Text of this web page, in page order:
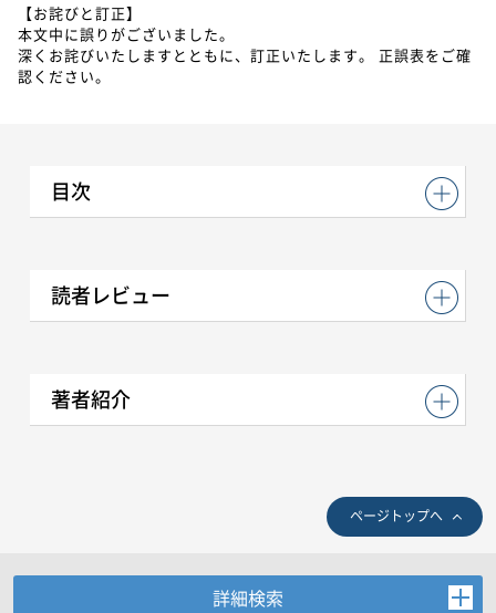
【お詫びと訂正】
本文中に誤りがございました。
深くお詫びいたしますとともに、訂正いたします。 正誤表をご確
認ください。
目次
読者レビュー
著者紹介
ページトップへ
詳細検索